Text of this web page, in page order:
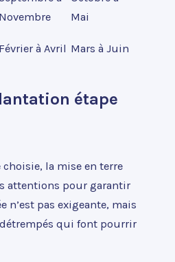
Novembre
Mai
Février à Avril Mars à Juin
étape
la mise en terre
attentions pour garantir
n’est pas exigeante, mais
qui font pourrir